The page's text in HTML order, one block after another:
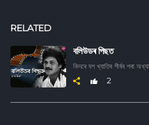
RELATED
বলিউডৰ পিছত
2